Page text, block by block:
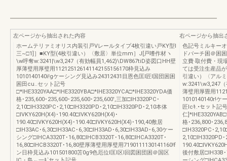
左ページから抽出された内容
ホームテリァミオリス内装引戸Vレールタイプ4枚引違い戸KY型l
三~□1]］■KY型(4枚引違い）〈敷居〉単位mm］J[戸嗜作材ヽ
\w呼奪w:3241|\w3,247（有効幅員1,462)\DW867tiD姿図口HH壁
厚薄璧用厚璧用112125126141142155156170枠見込み
1010140140i!gケーシング見込み24312431目恩色匡l匠l国団困困
困田cu..セット記号
□*IHE3320YAA□*IHE3320YBA□*IHE3320YCA□*IHE3320YDA価
格･235,600･235,600･235,600･235,600',三加□IH3320PC･
2,10□IH3320PC･2,10□IH3320PD･2,10□IH3320PD･2,10本体
□IVKY620H(X4)･190.40□IVKY620H(X4)･
190.40□IVKY620H(X4)･190.40□IVKY620H(X4)･190,40敷居
□IH33AC･6,30□IH33AC･6,30□IH33AD･6,30□IH33AD･6,30ケー
シング□IHCA3320T･16,80□IHCB3320T･16,80□IHCA3320T･
16,80□IHCB3320T･16,80壁厚薄璧用厚璧用7190111130141160!f
ン日枠見込み101501800苫0g9色厄位l匡l区l回図困団困＠国区
右ページから抽出
色記号ミルキー
ドバーチ困＠困
立費·取付費・現
ては受注生産品
引違い）〈アル
w:3241\w3,247
薄璧用厚畳用
1010140140r!ケ
匠lcｷ.•セット記号
仁
格･236,800･
□IH3320PC･
2,10□IH3320PD
後付敷居□IH33B